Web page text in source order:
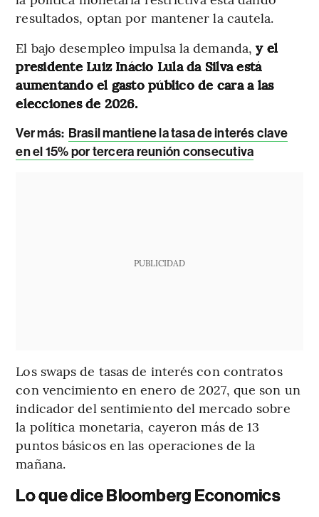
resultados, optan por mantener la cautela.
El bajo desempleo impulsa la demanda,y el
presidente Luiz Inácio Lula da Silva está
aumentando el gasto público de cara a las
elecciones de 2026.
Ver más: Brasil mantiene la tasa de interés clave
en el 15% por tercera reunión consecutiva
PUBLICIDAD
Los swaps de tasas de interés con contratos
con vencimiento en enero de 2027, que son un
indicador del sentimiento del mercado sobre
la política monetaria, cayeron más de 13
puntos básicos en las operaciones de la
mañana.
Lo que dice Bloomberg Economics